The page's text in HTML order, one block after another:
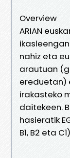
Overview
ARIAN
nahiz eta
arautuan
ereduetan)
irakasteko
daitekeen.
hasieratik
B1, B2 eta